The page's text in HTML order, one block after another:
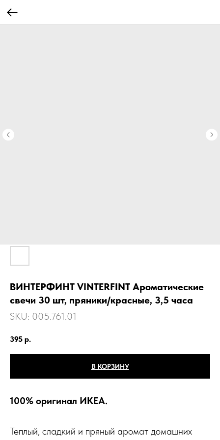
ВИНТЕРФИНТ VINTERFINT Ароматические
свечи 30 шт, пряники/красные, 3,5 часа
SKU: 005.761.01
395 р.
В КОРЗИНУ
100% оригинал ИКЕА.
Теплый, сладкий и пряный аромат домашних